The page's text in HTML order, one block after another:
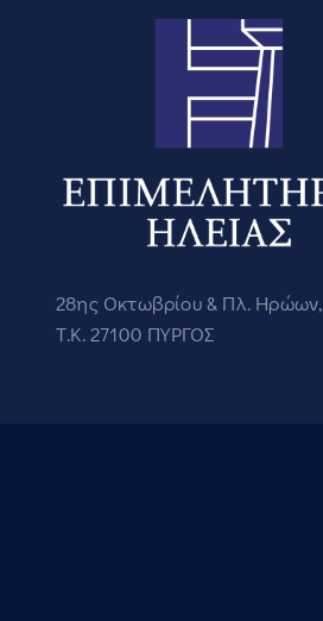
28ης Οκτωβρίου & Πλ. Ηρώων,
Τ.Κ. 27100 ΠΥΡΓΟΣ